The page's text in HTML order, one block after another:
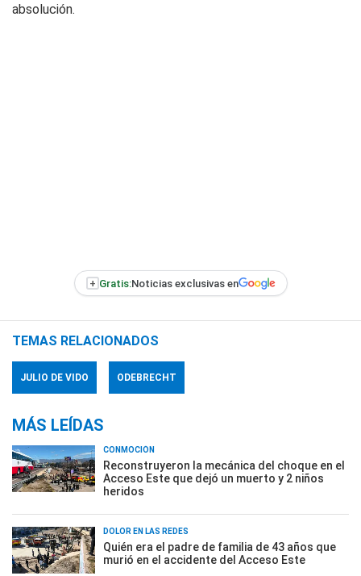
absolución.
+ Gratis:Noticias exclusivas en
TEMAS RELACIONADOS
JULIO DE VIDO ODEBRECHT
MÁS LEÍDAS
CONMOCIÓN
Reconstruyeron la mecánica del choque en el
Acceso Este que dejó un muerto y 2 niños
heridos
DOLOR EN LAS REDES
Quién era el padre de familia de 43 años que
murió en el accidente del Acceso Este